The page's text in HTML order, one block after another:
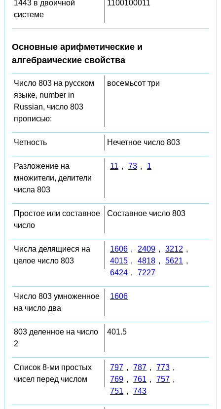
1443 в двоичной
системе
1100100011
Основные арифметические и
алгебраические свойства
Число 803 на русском
языке, number in
Russian, число 803
прописью:
восемьсот три
Четность Нечетное число 803
Разложение на
множители, делители
числа 803
11 , 73 , 1
Простое или составное
число
Составное число 803
Числа делящиеся на
целое число 803
1606 , 2409 , 3212 ,
4015 , 4818 , 5621 ,
6424 , 7227
Число 803 умноженное
на число два
1606
803 деленное на число
2
401.5
Список 8-ми простых
чисел перед числом
797 , 787 , 773 ,
769 , 761 , 757 ,
751 , 743